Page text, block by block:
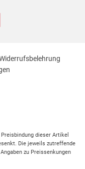
dieser Artikel
Die jeweils zutreffende
zu Preissenkungen